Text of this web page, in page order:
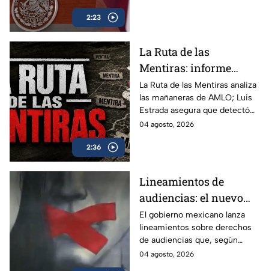
2:23
2:36
La Ruta de las
Mentiras: informe
acusa más de 100 mil
falsedades en las
mañaneras de AMLO
La Ruta de las Mentiras analiza
las mañaneras de AMLO; Luis
Estrada asegura que detectó
más de 100 mil afirmaciones
04 agosto, 2026
Lineamientos de
audiencias: el nuevo
mecanismo del
gobierno para censurar
medios y blindar la
corrupción en México
El gobierno mexicano lanza
lineamientos sobre derechos
de audiencias que, según
críticos, no protegen al
04 agosto, 2026